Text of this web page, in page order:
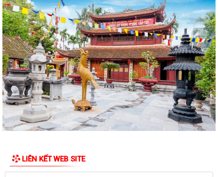
TRƯỜNG TIỂU HỌC VÀ TRƯỜNG MẦM NON HÙNG VƯƠNG THỰC HIỆN
RA QUÂN QUÉT DỌN NHÀ BIA TƯỞNG NIỆM LIỆT SĨ...
Phường Hồng Bàng tập huấn chuyển đổi số và ứng dụng AI cho cán
bộ, công chức, viên chức phường
TUỔI TRẺ PHƯỜNG HỒNG BÀNG RA QUÂN NGÀY THỨ 7 TÌNH NGUYỆN
DỌN DẸP, CHỈNH TRANG KHUÔN VIÊN ĐỀN LIỆT...
Phường Hồng Bàng phối hợp với nhà hảo tâm là Gia đình ông bà Thiện
Hiền tổ chức thực hiện trao tặng...
Phường Hồng Bàng: Tiếp tục ra quân đồng loạt, quyết liệt thực hiện Chỉ
ỦY BAN MTTQ VIỆT NAM PHƯỜNG HỒNG BÀNG TỔ CHỨC CHƯƠNG
TRÌNH THĂM, TẶNG QUÀ NGƯỜI CÓ CÔNG VỚI CÁCH...
LIÊN KẾT WEB SITE